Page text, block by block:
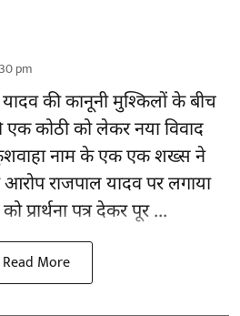
pm
की कानूनी मुश्किलों के बीच
कोठी को लेकर नया विवाद
नाम के एक एक शख्स ने
राजपाल यादव पर लगाया
प्रार्थना पत्र देकर पूर ...
Read More